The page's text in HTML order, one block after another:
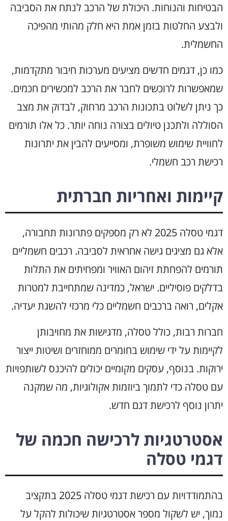
הבטיחות והנוחות. היכולת של הרכב לנתח את הסביבה
ולבצע החלטות בזמן אמת היא חלק מהותי מהפיכה
החשמלית.
כמו כן, דגמים חדשים מציעים מערכות חיבור מתקדמות,
שמאפשרות לרוכשים לחבר את הרכב למכשירים חכמים.
כך ניתן לשלוט בתכונות הרכב מרחוק, לבדוק את מצב
הסוללה ולתכנן טיולים בצורה נוחה יותר. כל אלו תורמים
לחוויית שימוש משופרת, ומסייעים להבין את יתרונות
רכישת רכב חשמלי.
קיימות ואחריות חברתית
דגמי טסלה 2025 לא רק מספקים פתרונות תחבורה,
אלא גם מציגים גישה אחראית לסביבה. רכבים חשמליים
תורמים להפחתת זיהום האוויר ומפחיתים את התלות
בדלקים פוסיליים. ישראל, כמדינה שמתחייבת למטרות
אקלים, רואה ברכבים חשמליים כלי מרכזי להשגת יעדיה.
חברות רבות, כולל טסלה, מדגישות את מחויבותן
לקיימות על ידי שימוש בחומרים ממוחזרים ושיטות ייצור
ירוקות. בנוסף, עסקים מקומיים יכולים להיכנס לשותפויות
עם טסלה כדי לתמוך ביוזמות אקולוגיות, מה שמקנה
יתרון נוסף לרכישת דגם חדש.
אסטרטגיות לרכישה חכמה של
דגמי טסלה
בהתמודדויות עם רכישת דגמי טסלה 2025 בתקציב
נמוך, יש לשקול מספר אסטרטגיות שיכולות להקל על